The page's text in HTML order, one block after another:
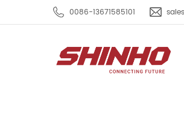
0086-13671585101